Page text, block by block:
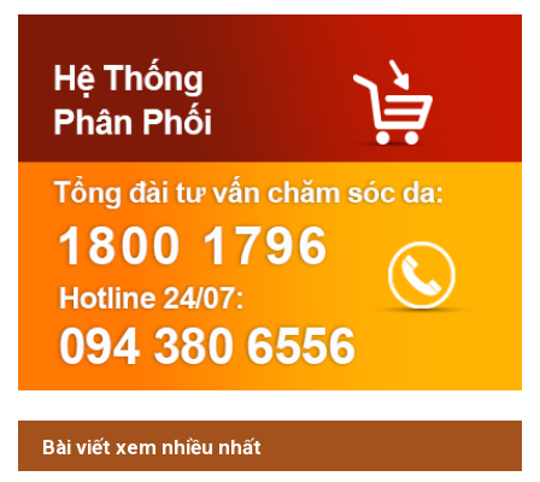
Bài viết xem nhiều nhất